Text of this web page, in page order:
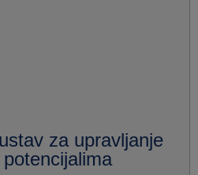
za upravljanje